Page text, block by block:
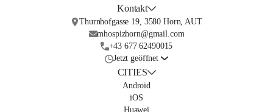
Kontakt
Thurnhofgasse 19, 3580 Horn, AUT
mhospizhorn@gmail.com
+43 677 62490015
Jetzt geöffnet
CITIES
Android
iOS
Huawei